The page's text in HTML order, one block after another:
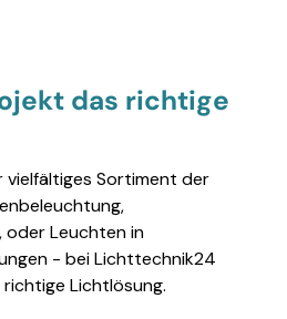
das richtige
vielfältiges Sortiment der
Leuchten in
- bei Lichttechnik24
Lichtlösung.